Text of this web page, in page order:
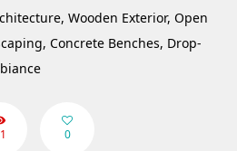
Wooden Exterior, Open
Concrete Benches, Drop-
0